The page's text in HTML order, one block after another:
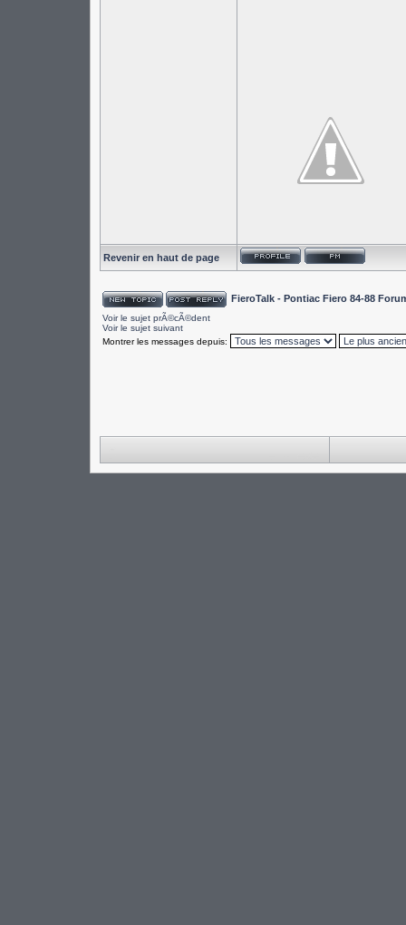
Revenir en haut de page
FieroTalk - Pontiac Fiero 84-88
Voir le sujet prÃ©cÃ©dent
Voir le sujet suivant
Montrer les messages depuis: